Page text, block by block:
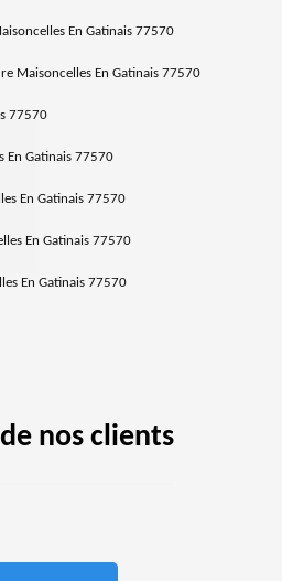
En Gatinais 77570
Maisoncelles En Gatinais 77570
77570
En Gatinais 77570
En Gatinais 77570
En Gatinais 77570
En Gatinais 77570
nos clients